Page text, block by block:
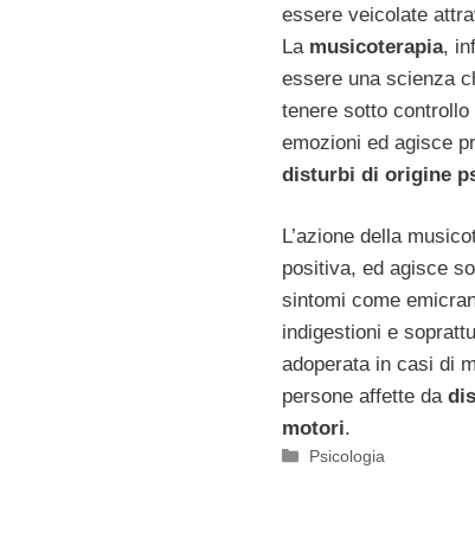
essere veicolate
La musicoterapia,
essere una scienza
tenere sotto controllo
emozioni ed agisce
disturbi di origine
L’azione della
positiva, ed agisce
sintomi come
indigestioni e
adoperata in casi di
persone affette da
motori.
Categorie
Psicologia